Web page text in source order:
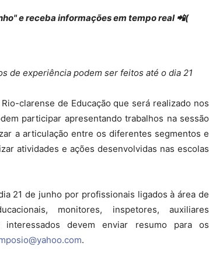
e receba informações em tempo real 📲(
de experiência podem ser feitos até o dia 21
clarense de Educação que será realizado nos
participar apresentando trabalhos na sessão
a articulação entre os diferentes segmentos e
atividades e ações desenvolvidas nas escolas
21 de junho por profissionais ligados à área de
monitores, inspetores, auxiliares
devem enviar resumo para os
.